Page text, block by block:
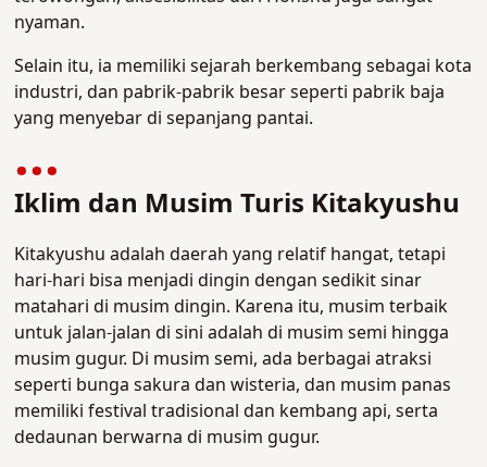
nyaman.
Selain itu, ia memiliki sejarah berkembang sebagai kota
industri, dan pabrik-pabrik besar seperti pabrik baja
yang menyebar di sepanjang pantai.
Iklim dan Musim Turis Kitakyushu
Kitakyushu adalah daerah yang relatif hangat, tetapi
hari-hari bisa menjadi dingin dengan sedikit sinar
matahari di musim dingin. Karena itu, musim terbaik
untuk jalan-jalan di sini adalah di musim semi hingga
musim gugur. Di musim semi, ada berbagai atraksi
seperti bunga sakura dan wisteria, dan musim panas
memiliki festival tradisional dan kembang api, serta
dedaunan berwarna di musim gugur.